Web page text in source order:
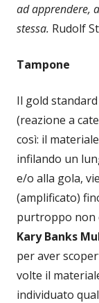
ad apprendere,
stessa. Rudolf
Tampone
Il gold
(reazione a
così: il
infilando un
e/o alla gola,
(amplificato)
purtroppo non
Kary Banks
per aver
volte il
individuato